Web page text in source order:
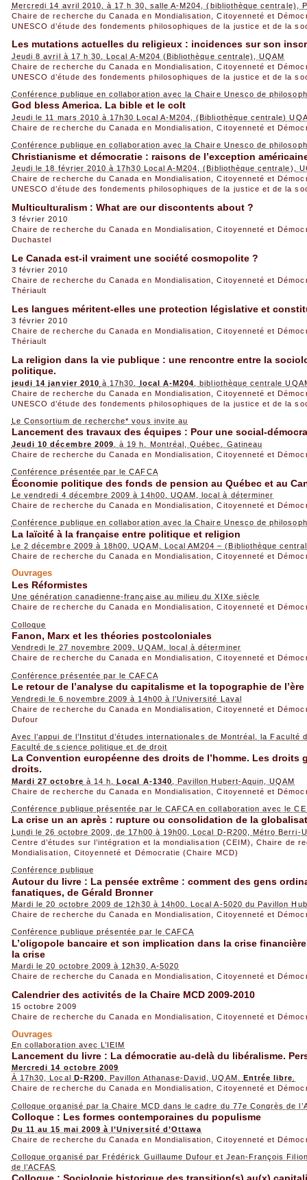
Mercredi 14 avril 2010, à 17 h 30, salle A-M204, (bibliothèque centrale),
Chaire de recherche du Canada en Mondialisation, Citoyenneté et
UNESCO d’étude des fondements philosophiques de la justice et de la
Les mutations actuelles du religieux : incidences sur son
Jeudi 8 avril à 17 h 30, Local A-M204 (Bibliothèque centrale), UQAM
Chaire de recherche du Canada en Mondialisation, Citoyenneté et
UNESCO d’étude des fondements philosophiques de la justice et de la
Conférence publique en collaboration avec la Chaire Unesco de
God bless America. La bible et le colt
Jeudi le 11 mars 2010 à 17h30 Local A-M204, (Bibliothèque centrale)
Chaire de recherche du Canada en Mondialisation, Citoyenneté et
Conférence publique en collaboration avec la Chaire Unesco de
Christianisme et démocratie : raisons de l’exception
Jeudi le 18 février 2010 à 17h30 Local A-M204, (Bibliothèque centrale),
Chaire de recherche du Canada en Mondialisation, Citoyenneté et
UNESCO d’étude des fondements philosophiques de la justice et de la
Multiculturalism : What are our discontents about ?
3 février 2010
Chaire de recherche du Canada en Mondialisation, Citoyenneté et
Duchastel
Le Canada est-il vraiment une société cosmopolite ?
3 février 2010
Chaire de recherche du Canada en Mondialisation, Citoyenneté et
Thériault
Les langues méritent-elles une protection législative et
3 février 2010
Chaire de recherche du Canada en Mondialisation, Citoyenneté et
Thériault
La religion dans la vie publique : une rencontre entre la
politique.
jeudi 14 janvier 2010 à 17h30, local A-M204 , bibliothèque centrale
Chaire de recherche du Canada en Mondialisation, Citoyenneté et
UNESCO d’étude des fondements philosophiques de la justice et de la
Le Consortium de recherche* vous invite au
Lancement des travaux des équipes : Pour une social-
Jeudi 10 décembre 2009 , à 19 h, Montréal, Québec, Gatineau
Chaire de recherche du Canada en Mondialisation, Citoyenneté et
Conférence présentée par le CAFCA
Économie politique des fonds de pension au Québec et au
Le vendredi 4 décembre 2009 à 14h00, UQAM, local à déterminer
Chaire de recherche du Canada en Mondialisation, Citoyenneté et
Conférence publique en collaboration avec la Chaire Unesco de
La laïcité à la française entre politique et religion
Le 2 décembre 2009 à 18h00, UQAM, Local AM204 – (Bibliothèque
Chaire de recherche du Canada en Mondialisation, Citoyenneté et
Ouvrages
Les Réformistes
Une génération canadienne-française au milieu du XIXe siècle
Chaire de recherche du Canada en Mondialisation, Citoyenneté et
Colloque
Fanon, Marx et les théories postcoloniales
Vendredi le 27 novembre 2009, UQAM, local à déterminer
Chaire de recherche du Canada en Mondialisation, Citoyenneté et
Conférence présentée par le CAFCA
Le retour de l’analyse du capitalisme et la topographie de l’ère
Vendredi le 6 novembre 2009 à 14h00 à l’Université Laval
Chaire de recherche du Canada en Mondialisation, Citoyenneté et
Dufour
Avec l’appui de l’Institut d’études internationales de Montréal, la Faculté
Faculté de science politique et de droit
La Convention européenne des droits de l’homme. Les droits
droits.
Mardi 27 octobre à 14 h,Local A-1340 , Pavillon Hubert-Aquin, UQAM
Chaire de recherche du Canada en Mondialisation, Citoyenneté et
Conférence publique présentée par le CAFCA en collaboration avec le
La crise un an après : rupture ou consolidation de la
Lundi le 26 octobre 2009, de 17h00 à 19h00, Local D-R200, Métro Berri-
Centre d’études sur l’intégration et la mondialisation (CEIM)
,Chaire de
Mondialisation, Citoyenneté et Démocratie (Chaire MCD)
Conférence publique
Autour du livre : La pensée extrême : comment des gens
fanatiques, de Gérald Bronner
Mardi le 20 octobre 2009 de 12h30 à 14h00, Local A-5020 du Pavillon
Chaire de recherche du Canada en Mondialisation, Citoyenneté et
Conférence publique présentée par le CAFCA
L’oligopole bancaire et son implication dans la crise
la crise
Mardi le 20 octobre 2009 à 12h30, A-5020
Chaire de recherche du Canada en Mondialisation, Citoyenneté et
Calendrier des activités de la Chaire MCD 2009-2010
15 octobre 2009
Chaire de recherche du Canada en Mondialisation, Citoyenneté et
Ouvrages
En collaboration avec L’IEIM
Lancement du livre : La démocratie au-delà du libéralisme.
Mercredi 14 octobre 2009
À 17h30, Local
D-R200, Pavillon Athanase-David, UQAM. Entrée libre.
Chaire de recherche du Canada en Mondialisation, Citoyenneté et
Colloque organisé par la Chaire MCD dans le cadre du 77e Congrès de
Colloque : Les formes contemporaines du populisme
Du 11 au 15 mai 2009 à l’Université d’Ottawa
Chaire de recherche du Canada en Mondialisation, Citoyenneté et
Colloque organisé par Frédérick Guillaume Dufour et Jean-François
de l’ACFAS